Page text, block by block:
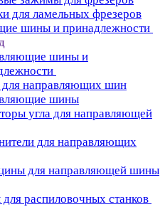
для ламельных фрезеров
шины и принадлежности
шины и
направляющих шин
шины
угла для направляющей
для направляющих
для направляющей шины
распиловочных станков